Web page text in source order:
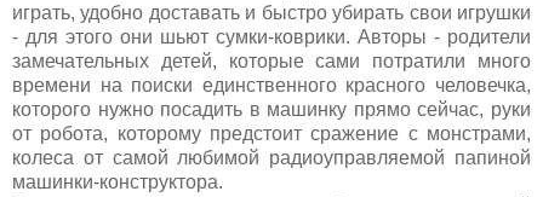
играть, удобно доставать и быстро убирать свои игрушки
- для этого они шьют сумки-коврики. Авторы - родители
замечательных детей, которые сами потратили много
времени на поиски единственного красного человечка,
которого нужно посадить в машинку прямо сейчас, руки
от робота, которому предстоит сражение с монстрами,
колеса от самой любимой радиоуправляемой папиной
машинки-конструктора.